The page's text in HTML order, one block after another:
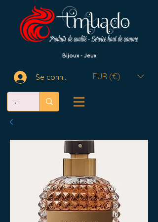
Bijoux - Jeux
Se connecter EUR (€)